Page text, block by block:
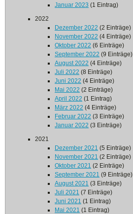
Januar 2023 (1 Eintrag)
2022
Dezember 2022 (2 Einträge)
November 2022 (4 Einträge)
Oktober 2022 (6 Einträge)
September 2022 (9 Einträge)
August 2022 (4 Einträge)
Juli 2022 (8 Einträge)
Juni 2022 (4 Einträge)
Mai 2022 (2 Einträge)
April 2022 (1 Eintrag)
März 2022 (4 Einträge)
Februar 2022 (3 Einträge)
Januar 2022 (3 Einträge)
2021
Dezember 2021 (5 Einträge)
November 2021 (2 Einträge)
Oktober 2021 (2 Einträge)
September 2021 (9 Einträge)
August 2021 (3 Einträge)
Juli 2021 (7 Einträge)
Juni 2021 (1 Eintrag)
Mai 2021 (1 Eintrag)